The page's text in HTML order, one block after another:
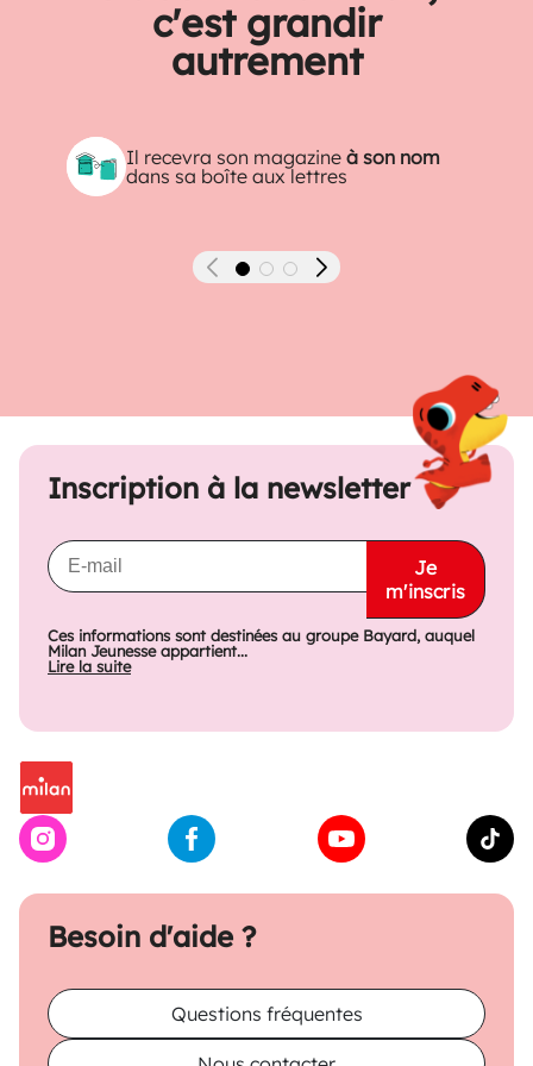
c'est grandir
autrement
Il recevra son magazineà son nom
dans sa boîte aux lettres
Précédent Suivant
Besoin d'aide ?
Questions fréquentes
Inscription à la newsletter
Je
m'inscris
Ces informations sont destinées au groupe Bayard, auquel
Milan Jeunesse appartient...
Lire la suite